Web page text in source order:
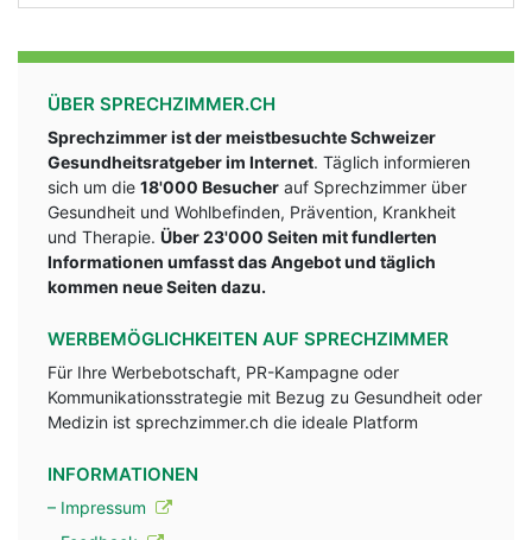
ÜBER SPRECHZIMMER.CH
Sprechzimmer ist der meistbesuchte Schweizer
Gesundheitsratgeber im Internet. Täglich informieren
sich um die 18'000 Besucher auf Sprechzimmer über
Gesundheit und Wohlbefinden, Prävention, Krankheit
und Therapie. Über 23'000 Seiten mit fundlerten
Informationen umfasst das Angebot und täglich
kommen neue Seiten dazu.
WERBEMÖGLICHKEITEN AUF SPRECHZIMMER
Für Ihre Werbebotschaft, PR-Kampagne oder
Kommunikationsstrategie mit Bezug zu Gesundheit oder
Medizin ist sprechzimmer.ch die ideale Platform
INFORMATIONEN
– Impressum